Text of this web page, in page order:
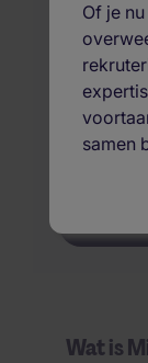
Of je
samen
Al meer
jaar
met
markten,
Wat is